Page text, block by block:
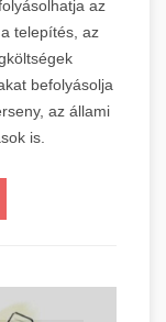
az
telepítés, az
befolyásolja
az állami
is.